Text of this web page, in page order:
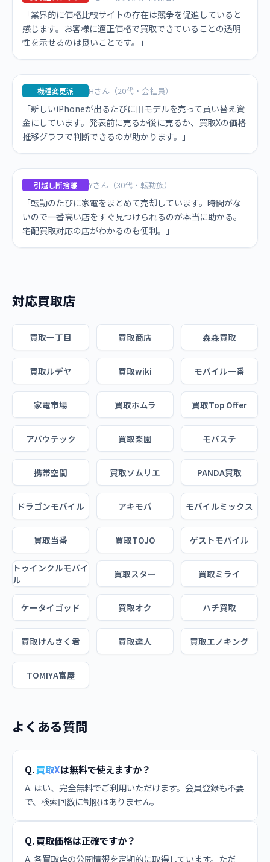
「業界的に価格比較サイトの存在は競争を促進していると
感じます。お客様に適正価格で買取できていることの透明
性を示せるのは良いことです。」
機種変更派 Hさん（20代・会社員）
「新しいiPhoneが出るたびに旧モデルを売って買い替え資
金にしています。発表前に売るか後に売るか、買取Xの価格
推移グラフで判断できるのが助かります。」
引越し断捨離 Yさん（30代・転勤族）
「転勤のたびに家電をまとめて売却しています。時間がな
いので一番高い店をすぐ見つけられるのが本当に助かる。
宅配買取対応の店がわかるのも便利。」
対応買取店
買取一丁目 買取商店 森森買取
買取ルデヤ 買取wiki モバイル一番
家電市場 買取ホムラ 買取Top Offer
アバウテック 買取楽園 モバステ
携帯空間 買取ソムリエ PANDA買取
ドラゴンモバイル アキモバ モバイルミックス
買取当番 買取TOJO ゲストモバイル
トゥインクルモバイ
ル
買取スター 買取ミライ
ケータイゴッド 買取オク ハチ買取
買取けんさく君 買取達人 買取エノキング
TOMIYA富屋
よくある質問
Q.買取Xは無料で使えますか？
A. はい、完全無料でご利用いただけます。会員登録も不要
で、検索回数に制限はありません。
Q. 買取価格は正確ですか？
A. 各買取店の公開情報を定期的に取得しています。ただ